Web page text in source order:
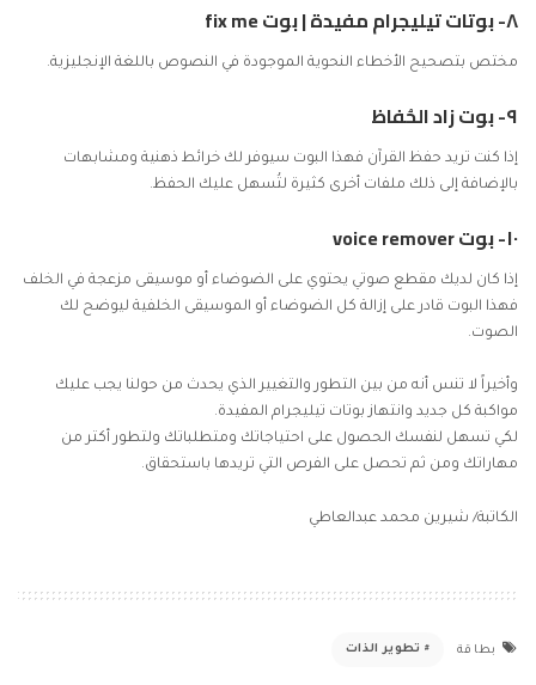
٨- بوتات تيليجرام مفيدة | بوت fix me
مختص بتصحيح الأخطاء النحوية الموجودة في النصوص باللغة الإنجليزية.
٩- بوت زاد الحُفاظ
إذا كنت تريد حفظ القرآن فهذا البوت سيوفر لك خرائط ذهنية ومشابهات
بالإضافة إلى ذلك ملفات أخرى كثيرة لتُسهل عليك الحفظ.
١٠- بوت voice remover
إذا كان لديك مقطع صوتي يحتوي على الضوضاء أو موسيقى مزعجة في الخلف
فهذا البوت قادر على إزالة كل الضوضاء أو الموسيقى الخلفية ليوضح لك
الصوت.
وأخيراً لا تنس أنه من بين التطور والتغيير الذي يحدث من حولنا يجب عليك
مواكبة كل جديد وانتهاز بوتات تيليجرام المفيدة.
لكي تسهل لنفسك الحصول على احتياجاتك ومتطلباتك ولتطور أكتر من
مهاراتك ومن ثم تحصل على الفرص التي تريدها باستحقاق.
الكاتبة/ شيرين محمد عبدالعاطي
بطاقة تطوير الذات